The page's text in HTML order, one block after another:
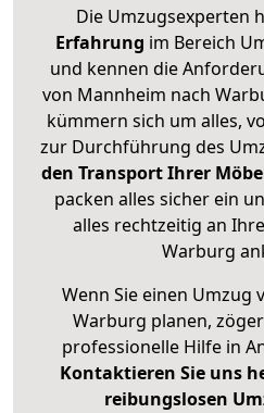
Die Umzugsexperten
Erfahrung im Bereich
und kennen die
von Mannheim nach
kümmern sich um alles,
zur Durchführung des
den Transport Ihrer
packen alles sicher ein
alles rechtzeitig an
Warburg
Wenn Sie einen Umzug
Warburg planen,
professionelle Hilfe in
Kontaktieren Sie uns
reibungslosen